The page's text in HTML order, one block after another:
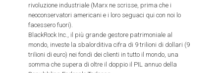
rivoluzione industriale (Marx ne scrisse, prima che i
neoconservatori americani e i loro seguaci qui con noi lo
facessero fuori).
BlackRock Inc., il più grande gestore patrimoniale al
mondo, investe la sbalorditiva cifra di 9 trilioni di dollari (9
trilioni di euro) nei fondi dei clienti in tutto il mondo, una
somma che supera di oltre il doppio il PIL annuo della